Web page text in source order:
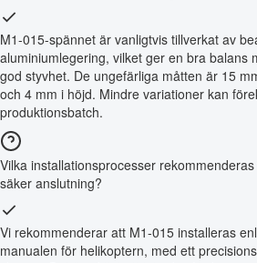
M1-015-spännet är vanligtvis tillverkat av
aluminiumlegering, vilket ger en bra balans
god styvhet. De ungefärliga måtten är 15
och 4 mm i höjd. Mindre variationer kan
produktionsbatch.
Vilka installationsprocesser
säker anslutning?
Vi rekommenderar att M1-015 installeras
manualen för helikoptern, med ett